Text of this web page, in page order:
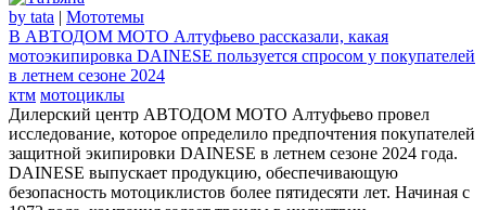
by tata | Мототемы
В АВТОДОМ МОТО Алтуфьево рассказали, какая
мотоэкипировка DAINESE пользуется спросом у покупателей
в летнем сезоне 2024
ктм мотоциклы
Дилерский центр АВТОДОМ МОТО Алтуфьево провел
исследование, которое определило предпочтения покупателей
защитной экипировки DAINESE в летнем сезоне 2024 года.
DAINESE выпускает продукцию, обеспечивающую
безопасность мотоциклистов более пятидесяти лет. Начиная с